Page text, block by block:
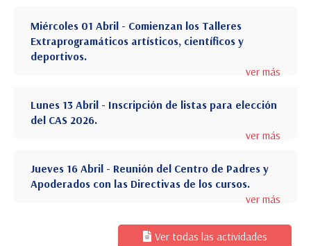
Miércoles 01 Abril - Comienzan los Talleres
Extraprogramáticos artísticos, científicos y
deportivos.
ver más
Lunes 13 Abril - Inscripción de listas para elección
del CAS 2026.
ver más
Jueves 16 Abril - Reunión del Centro de Padres y
Apoderados con las Directivas de los cursos.
ver más
Ver todas las actividades